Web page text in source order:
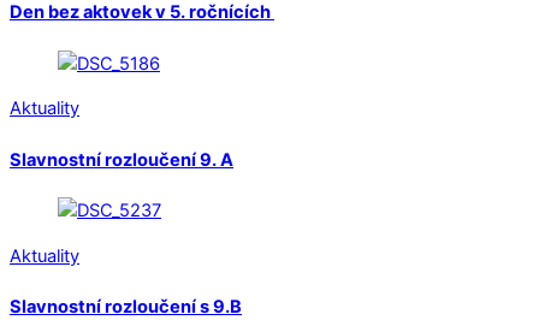
Den bez aktovek v 5. ročnících
Aktuality
Slavnostní rozloučení 9. A
Aktuality
Slavnostní rozloučení s 9.B